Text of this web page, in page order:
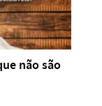
não são